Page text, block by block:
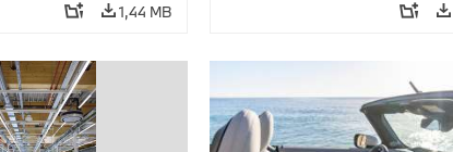
1,44 MB